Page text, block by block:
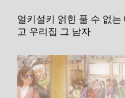
얼키설키 얽힌 풀 수 없
고 우리집 그 남자